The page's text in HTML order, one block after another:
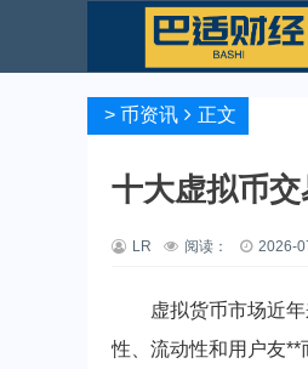
> 币资讯 正文
十大虚拟币
LR 阅读： 2026-
虚拟货币市场近
性、流动性和用户友